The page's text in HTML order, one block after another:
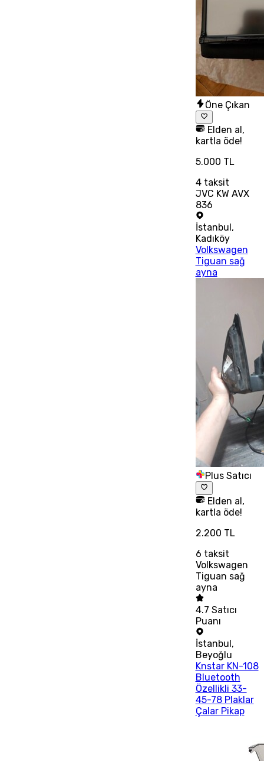
Öne Çıkan
Elden al,
kartla öde!
5.000 TL
4taksit
JVC KW AVX
836
İstanbul ,
Kadıköy
Volkswagen
Tiguan sağ
ayna
Plus Satıcı
Elden al,
kartla öde!
2.200 TL
6 taksit
Volkswagen
Tiguan sağ
ayna
4.7 Satıcı
Puanı
İstanbul,
Beyoğlu
Knstar KN-108
Bluetooth
Özellikli 33-
45-78 Plaklar
Çalar Pikap